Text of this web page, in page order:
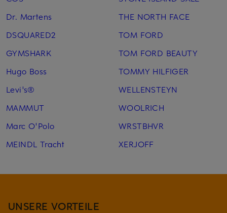
Dr. Martens
DSQUARED2
GYMSHARK
Hugo Boss
Levi's®
MAMMUT
Marc O'Polo
MEINDL Tracht
THE NORTH FACE
TOM FORD
TOM FORD BEAUTY
TOMMY HILFIGER
WELLENSTEYN
WOOLRICH
WRSTBHVR
XERJOFF
UNSERE VORTEILE